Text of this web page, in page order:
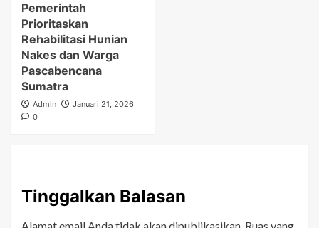
Pemerintah
Prioritaskan
Rehabilitasi Hunian
Nakes dan Warga
Pascabencana
Sumatra
Admin
Januari 21, 2026
0
Tinggalkan Balasan